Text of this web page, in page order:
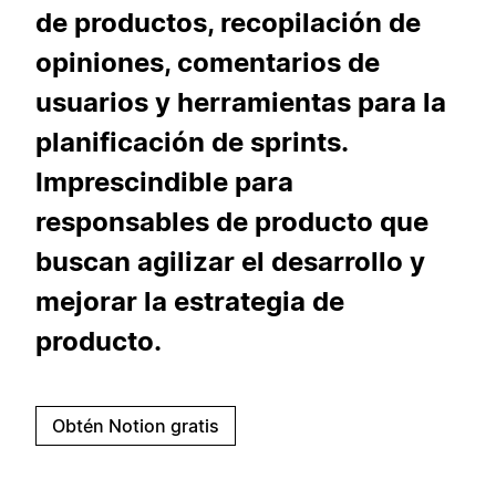
de productos, recopilación de
opiniones, comentarios de
usuarios y herramientas para la
planificación de sprints.
Imprescindible para
responsables de producto que
buscan agilizar el desarrollo y
mejorar la estrategia de
producto.
Obtén Notion gratis